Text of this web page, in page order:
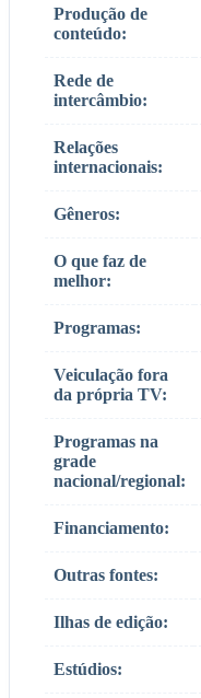
Produção de
conteúdo:
Rede de
intercâmbio:
Relações
internacionais:
Gêneros:
O que faz de
melhor:
Programas:
Veiculação fora
da própria TV:
Programas na
grade
nacional/regional:
Financiamento:
Outras fontes:
Ilhas de edição:
Estúdios: